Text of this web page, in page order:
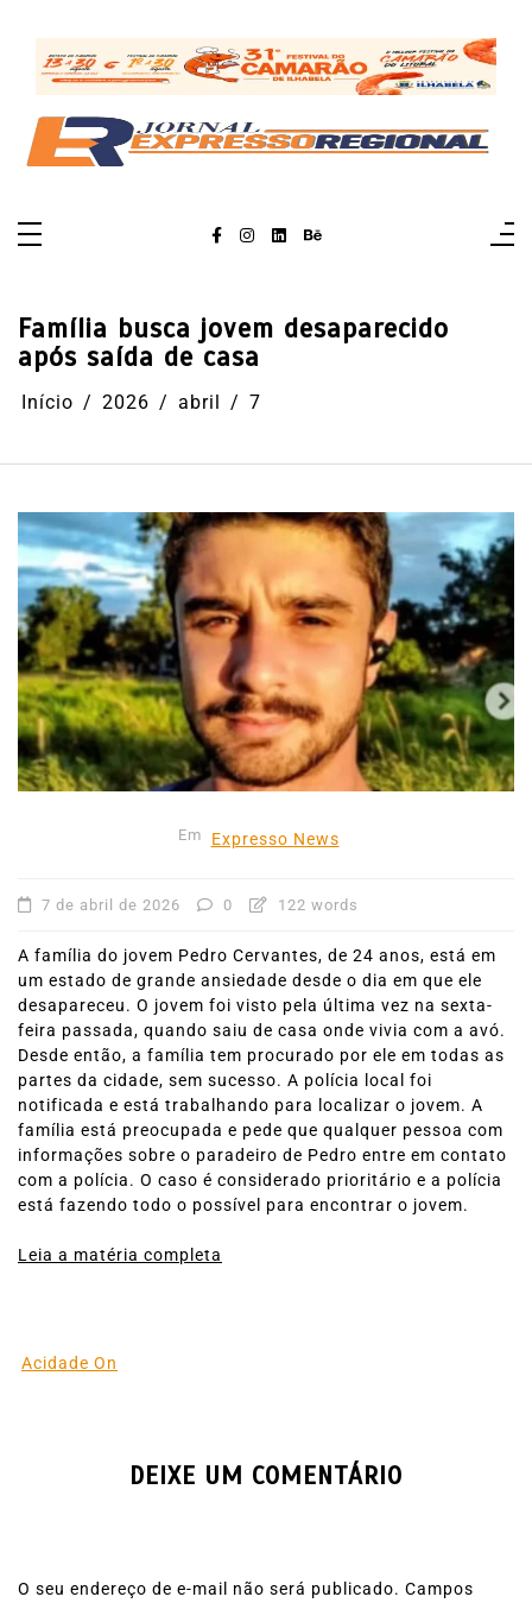
conteúdo
Família busca jovem desaparecido
após saída de casa
Início 2026 abril 7
Em Expresso News
7 de abril de 2026 0 122 words
A família do jovem Pedro Cervantes, de 24 anos, está em
um estado de grande ansiedade desde o dia em que ele
desapareceu. O jovem foi visto pela última vez na sexta-
feira passada, quando saiu de casa onde vivia com a avó.
Desde então, a família tem procurado por ele em todas as
partes da cidade, sem sucesso. A polícia local foi
notificada e está trabalhando para localizar o jovem. A
família está preocupada e pede que qualquer pessoa com
informações sobre o paradeiro de Pedro entre em contato
com a polícia. O caso é considerado prioritário e a polícia
está fazendo todo o possível para encontrar o jovem.
Leia a matéria completa
Acidade On
DEIXE UM COMENTÁRIO
O seu endereço de e-mail não será publicado. Campos